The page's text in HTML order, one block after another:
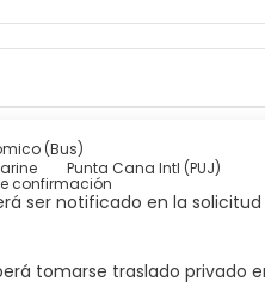
(Bus)
Punta Cana Intl (PUJ)
confirmación
ser notificado en la
tomarse traslado privado